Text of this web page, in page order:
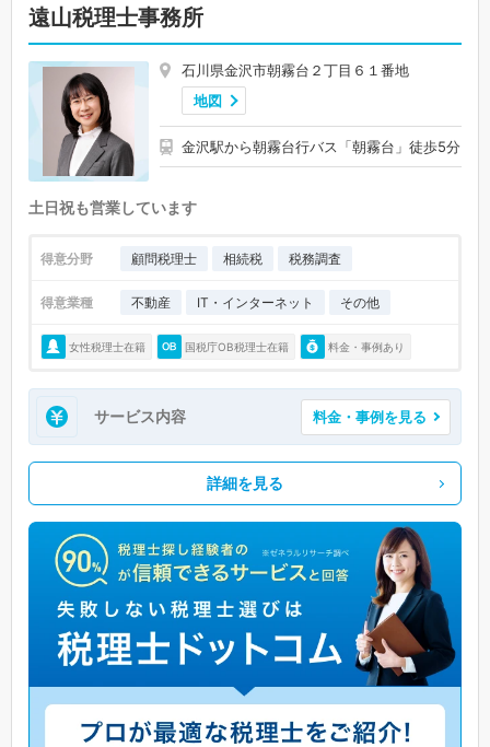
遠山税理士事務所
石川県金沢市朝霧台２丁目６１番地
地図
金沢駅から朝霧台行バス「朝霧台」徒歩5分
土日祝も営業しています
得意分野 顧問税理士 相続税 税務調査
得意業種 不動産 IT・インターネット その他
女性税理士在籍 国税庁OB税理士在籍 料金・事例あり
サービス内容 料金・事例を見る
詳細を見る